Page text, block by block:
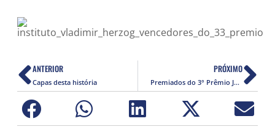
ANTERIOR
Capas desta história
PRÓXIMO
Premiados do 3° Prêmio Jovem Jornalista